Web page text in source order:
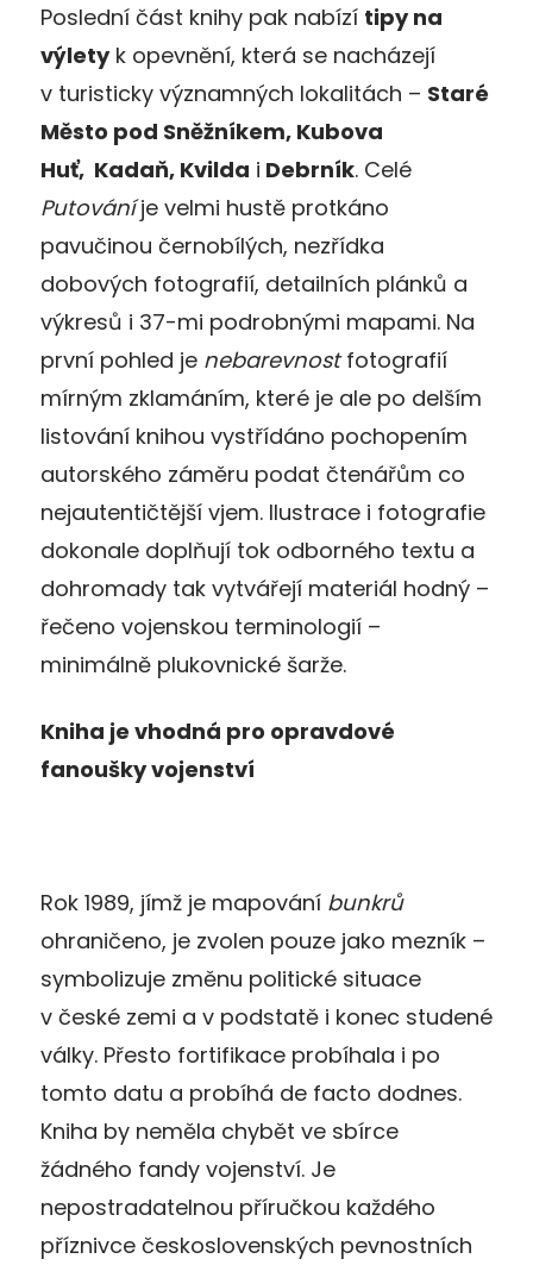
Poslední část knihy pak nabízí tipy na
výletyk opevnění, která se nacházejí
v turisticky významných lokalitách – Staré
Město pod Sněžníkem, Kubova
Huť, Kadaň, Kvilda i Debrník. Celé
Putováníje velmi hustě protkáno
pavučinou černobílých, nezřídka
dobových fotografií, detailních plánků a
výkresů i 37-mi podrobnými mapami. Na
první pohled je nebarevnostfotografií
mírným zklamáním, které je ale po delším
listování knihou vystřídáno pochopením
autorského záměru podat čtenářům co
nejautentičtější vjem. Ilustrace i fotografie
dokonale doplňují tok odborného textu a
dohromady tak vytvářejí materiál hodný –
řečeno vojenskou terminologií –
minimálně plukovnické šarže.
Kniha je vhodná pro opravdové
fanoušky vojenství
Rok 1989, jímž je mapování bunkrů
ohraničeno, je zvolen pouze jako mezník –
symbolizuje změnu politické situace
v české zemi a v podstatě i konec studené
války. Přesto fortifikace probíhala i po
tomto datu a probíhá de facto dodnes.
Kniha by neměla chybět ve sbírce
žádného fandy vojenství. Je
nepostradatelnou příručkou každého
příznivce československých pevnostních